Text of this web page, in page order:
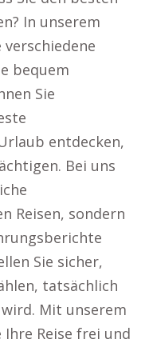
In unserem
verschiedene
bequem
Sie
entdecken,
Bei uns
Reisen, sondern
Sie sicher,
tatsächlich
Mit unserem
Ihre Reise frei und